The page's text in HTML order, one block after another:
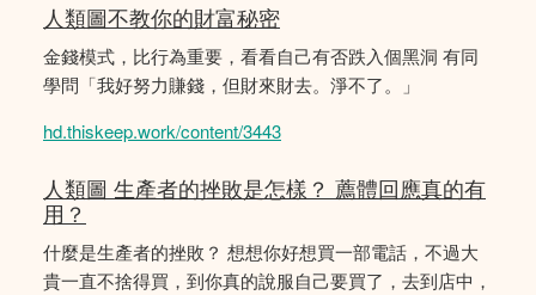
人類圖不教你的財富秘密
金錢模式，比行為重要，看看自己有否跌入個黑洞 有同
學問「我好努力賺錢，但財來財去。淨不了。」
hd.thiskeep.work/content/3443
人類圖 生產者的挫敗是怎樣？ 薦體回應真的有
用？
什麼是生產者的挫敗？ 想想你好想買一部電話，不過大
貴一直不捨得買，到你真的說服自己要買了，去到店中，